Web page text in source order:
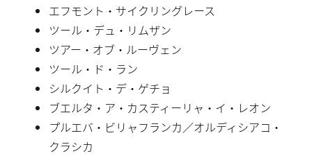
エフモント・サイクリングレース
ツール・デュ・リムザン
ツアー・オブ・ルーヴェン
ツール・ド・ラン
シルクイト・デ・ゲチョ
ブエルタ・ア・カスティーリャ・イ・レオン
プルエバ・ビリャフランカ／オルディシアコ・
クラシカ